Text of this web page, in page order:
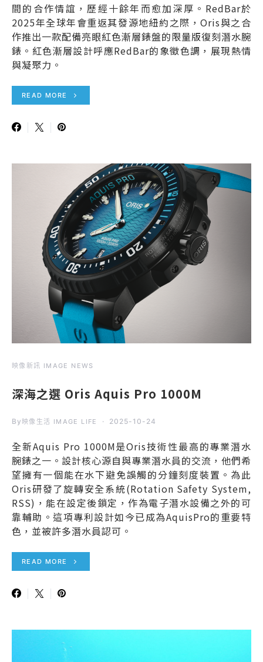
間的合作情誼，歷經十餘年而愈加深厚。RedBar於
2025年全球年會重返其發源地紐約之際，Oris與之合
作推出一款配備亮眼紅色漸層錶盤的限量版復刻潛水腕
錶。紅色漸層設計呼應RedBar的象徵色調，展現熱情
與凝聚力。
READ MORE
映像新訊 IMAGE NEWS
深海之選 Oris Aquis Pro 1000M
By 映像生活 IMAGE LIFE 2025-10-24
全新Aquis Pro 1000M是Oris技術性最高的專業潛水
腕錶之一。設計核心源自與專業潛水員的交流，他們希
望擁有一個能在水下避免誤觸的分鐘刻度裝置。為此
Oris研發了旋轉安全系統(Rotation Safety System,
RSS)，能在設定後鎖定，作為電子潛水設備之外的可
靠輔助。這項專利設計如今已成為AquisPro的重要特
色，並被許多潛水員認可。
READ MORE